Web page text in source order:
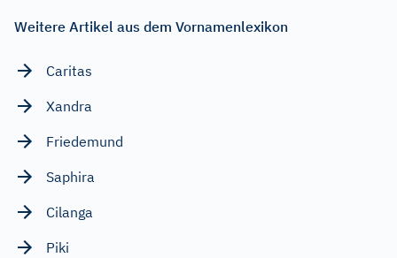
Weitere Artikel aus dem Vornamenlexikon
Caritas
Xandra
Friedemund
Saphira
Cilanga
Piki